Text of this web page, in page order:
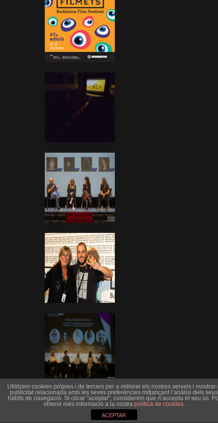
Utilitzem cookies pròpies i de tercers per a millorar els nostres serveis i
publicitat relacionada amb les seves preferències mitjançant l’anàlisi dels seus
hàbits de navegació. Si clicar "aceptar", considerem que n’accepta el seu ús.
obtenir més informació a la nostra política de cookies.
ACEPTAR